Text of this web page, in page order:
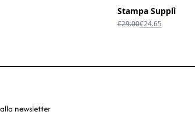
Stampa Supplì
€29.00Il
€24.65Il
newsletter